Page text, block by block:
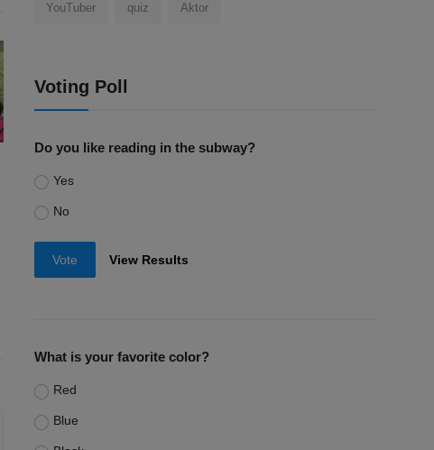
YouTuber quiz Aktor
Voting Poll
Do you like reading in the subway?
Yes
No
Vote View Results
What is your favorite color?
Red
Blue